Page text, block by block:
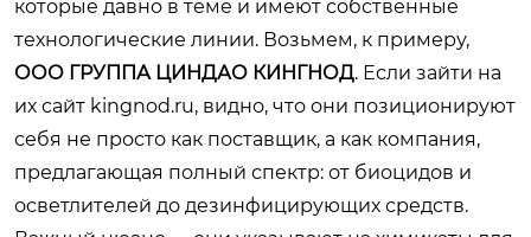
которые давно в теме и имеют собственные
технологические линии. Возьмем, к примеру,
ООО ГРУППА ЦИНДАО КИНГНОД. Если зайти на
их сайт kingnod.ru, видно, что они позиционируют
себя не просто как поставщик, а как компания,
предлагающая полный спектр: от биоцидов и
осветлителей до дезинфицирующих средств.